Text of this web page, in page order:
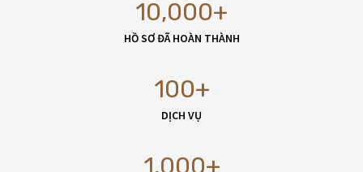
HỒ SƠ ĐÃ HOÀN THÀNH
10,000+
DỊCH VỤ
100+
1,000+